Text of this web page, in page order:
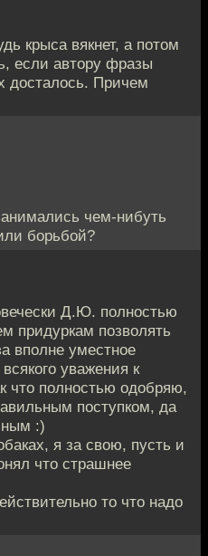
крыса вякнет, а потом
если автору фразы
досталось. Причем
чем-нибуть
борьбой?
Д.Ю. полностью
придуркам позволять
вполне уместное
уважения к
что полностью одобряю,
поступком, да
:)
я за свою, пусть и
что страшнее
то что надо